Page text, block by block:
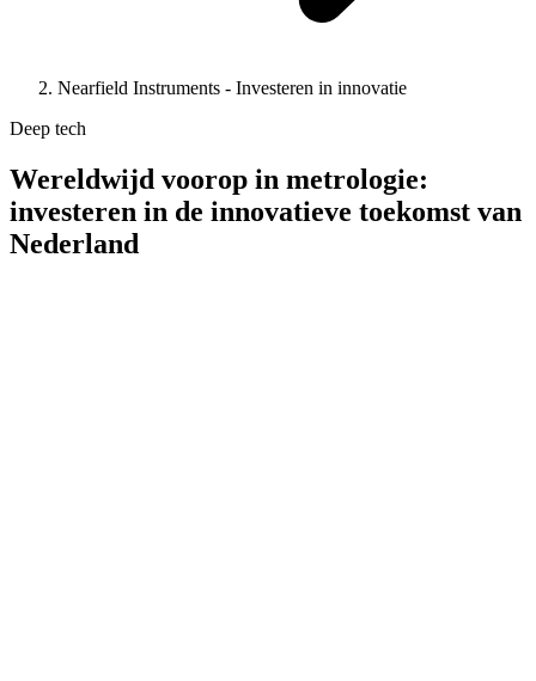
Nearfield Instruments - Investeren in innovatie
Deep tech
Wereldwijd voorop in metrologie:
investeren in de innovatieve toekomst van
Nederland